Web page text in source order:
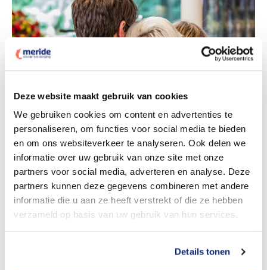
Deze website maakt gebruik van cookies
We gebruiken cookies om content en advertenties te
personaliseren, om functies voor social media te bieden
en om ons websiteverkeer te analyseren. Ook delen we
informatie over uw gebruik van onze site met onze
partners voor social media, adverteren en analyse. Deze
partners kunnen deze gegevens combineren met andere
informatie die u aan ze heeft verstrekt of die ze hebben
verzameld op basis van uw gebruik van hun services.
Details tonen
Dit kost een crematie